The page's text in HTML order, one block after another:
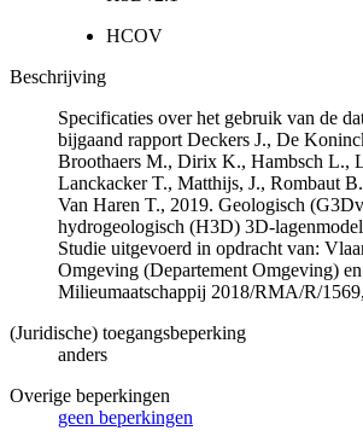
HCOV
Beschrijving
Specificaties over het gebruik van de
bijgaand rapport Deckers J., De
Broothaers M., Dirix K., Hambsch L.,
Lanckacker T., Matthijs, J., Rombaut
Van Haren T., 2019. Geologisch
hydrogeologisch (H3D) 3D-
Studie uitgevoerd in opdracht van:
Omgeving (Departement Omgeving)
Milieumaatschappij 2018/RMA/R/
(Juridische) toegangsbeperking
anders
Overige beperkingen
geen beperkingen